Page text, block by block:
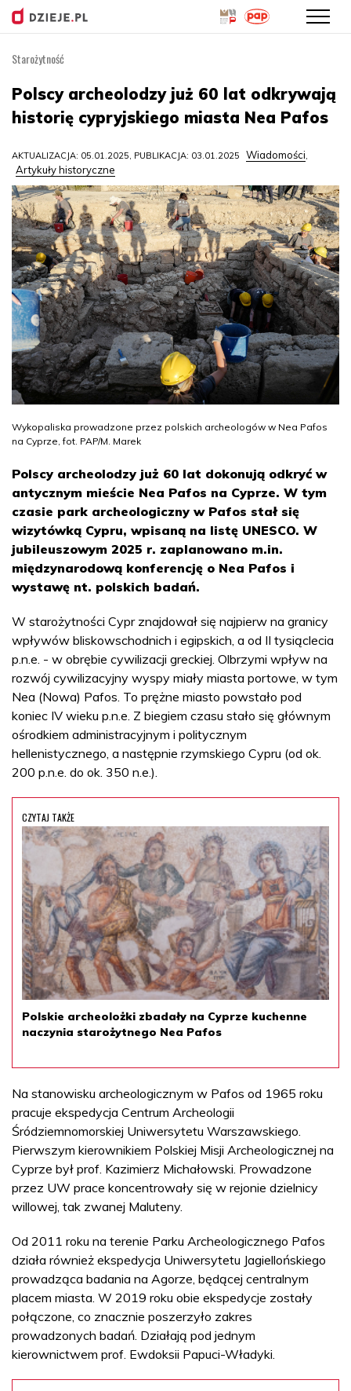
treści
Starożytność
Polscy archeolodzy już 60 lat odkrywają
historię cypryjskiego miasta Nea Pafos
AKTUALIZACJA: 05.01.2025, PUBLIKACJA: 03.01.2025 Wiadomości,
Artykuły historyczne
Wykopaliska prowadzone przez polskich archeologów w Nea Pafos
na Cyprze, fot. PAP/M. Marek
Polscy archeolodzy już 60 lat dokonują odkryć w
antycznym mieście Nea Pafos na Cyprze. W tym
czasie park archeologiczny w Pafos stał się
wizytówką Cypru, wpisaną na listę UNESCO. W
jubileuszowym 2025 r. zaplanowano m.in.
międzynarodową konferencję o Nea Pafos i
wystawę nt. polskich badań.
W starożytności Cypr znajdował się najpierw na granicy
wpływów bliskowschodnich i egipskich, a od II tysiąclecia
p.n.e. - w obrębie cywilizacji greckiej. Olbrzymi wpływ na
rozwój cywilizacyjny wyspy miały miasta portowe, w tym
Nea (Nowa) Pafos. To prężne miasto powstało pod
koniec IV wieku p.n.e. Z biegiem czasu stało się głównym
ośrodkiem administracyjnym i politycznym
hellenistycznego, a następnie rzymskiego Cypru (od ok.
200 p.n.e. do ok. 350 n.e.).
CZYTAJ TAKŻE
Polskie archeolożki zbadały na Cyprze kuchenne
naczynia starożytnego Nea Pafos
Na stanowisku archeologicznym w Pafos od 1965 roku
pracuje ekspedycja Centrum Archeologii
Śródziemnomorskiej Uniwersytetu Warszawskiego.
Pierwszym kierownikiem Polskiej Misji Archeologicznej na
Cyprze był prof. Kazimierz Michałowski. Prowadzone
przez UW prace koncentrowały się w rejonie dzielnicy
willowej, tak zwanej Maluteny.
Od 2011 roku na terenie Parku Archeologicznego Pafos
działa również ekspedycja Uniwersytetu Jagiellońskiego
prowadząca badania na Agorze, będącej centralnym
placem miasta. W 2019 roku obie ekspedycje zostały
połączone, co znacznie poszerzyło zakres
prowadzonych badań. Działają pod jednym
kierownictwem prof. Ewdoksii Papuci-Władyki.